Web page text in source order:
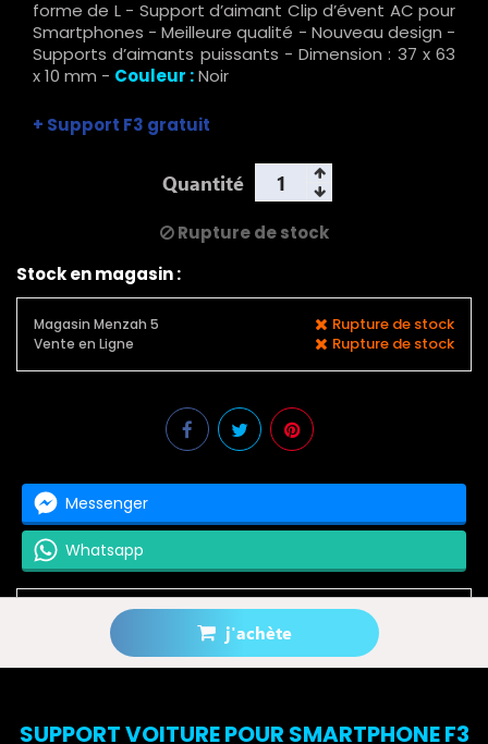
forme de L - Support d’aimant Clip d’évent AC pour
Smartphones - Meilleure qualité - Nouveau design -
Supports d’aimants puissants - Dimension : 37 x 63
x 10 mm - Couleur :Noir
+ Support F3 gratuit
Quantité
j'achète
Rupture de stock
Stock en magasin :
Magasin Menzah 5 Rupture de stock
Vente en Ligne Rupture de stock
Messenger
Whatsapp
Prévenez-moi lorsque le produit est disponible
SUPPORT VOITURE POUR SMARTPHONE F3